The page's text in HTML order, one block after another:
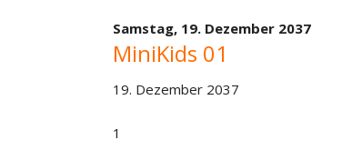
Samstag, 19. Dezember 2037
MiniKids 01
19. Dezember 2037
1